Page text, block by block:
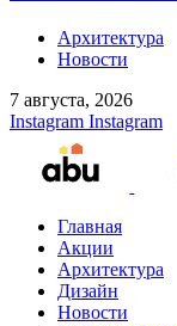
Архитектура
Новости
7 августа, 2026
Instagram Instagram
Главная
Акции
Архитектура
Дизайн
Новости